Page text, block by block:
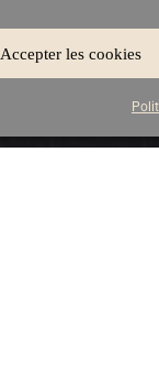
Accepter les cookies